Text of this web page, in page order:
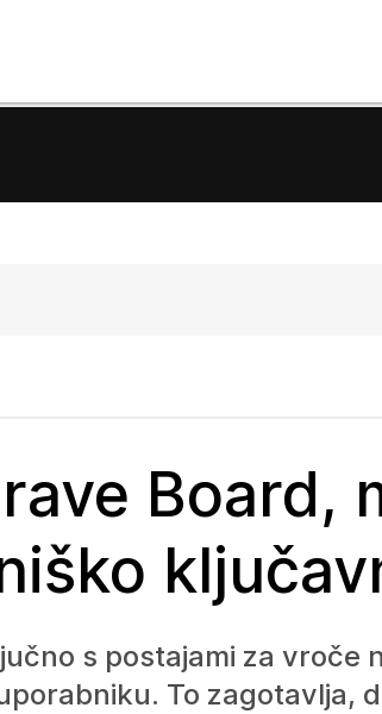
Board,
s postajami za vroče
To zagotavlja,